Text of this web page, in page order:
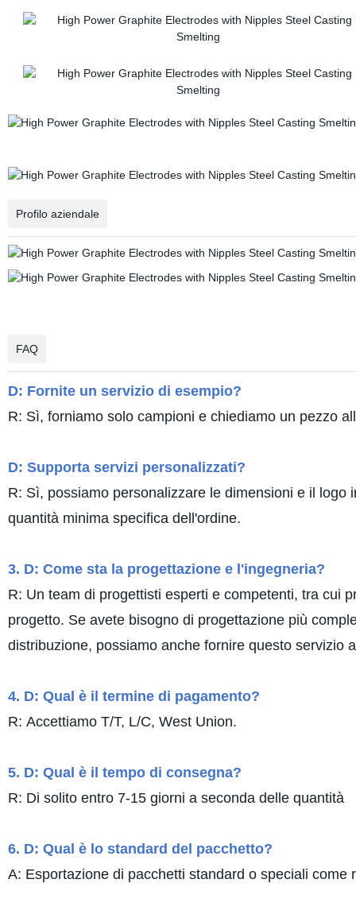
Profilo aziendale
FAQ
D: Fornite un servizio di esempio?
R: Sì, forniamo solo campioni e chiediamo un pezzo
D: Supporta servizi personalizzati?
R: Sì, possiamo personalizzare le dimensioni e il
quantità minima specifica dell'ordine.
3. D: Come sta la progettazione e l'ingegneria?
R: Un team di progettisti esperti e competenti, tra cui
progetto. Se avete bisogno di progettazione più
distribuzione, possiamo anche fornire questo
4. D: Qual è il termine di pagamento?
R: Accettiamo T/T, L/C, West Union.
5. D: Qual è il tempo di consegna?
R: Di solito entro 7-15 giorni a seconda delle quantità
6. D: Qual è lo standard del pacchetto?
A: Esportazione di pacchetti standard o speciali